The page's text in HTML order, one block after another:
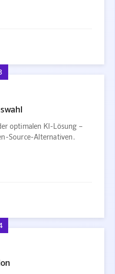
optimalen KI-Lösung –
Source-Alternativen.